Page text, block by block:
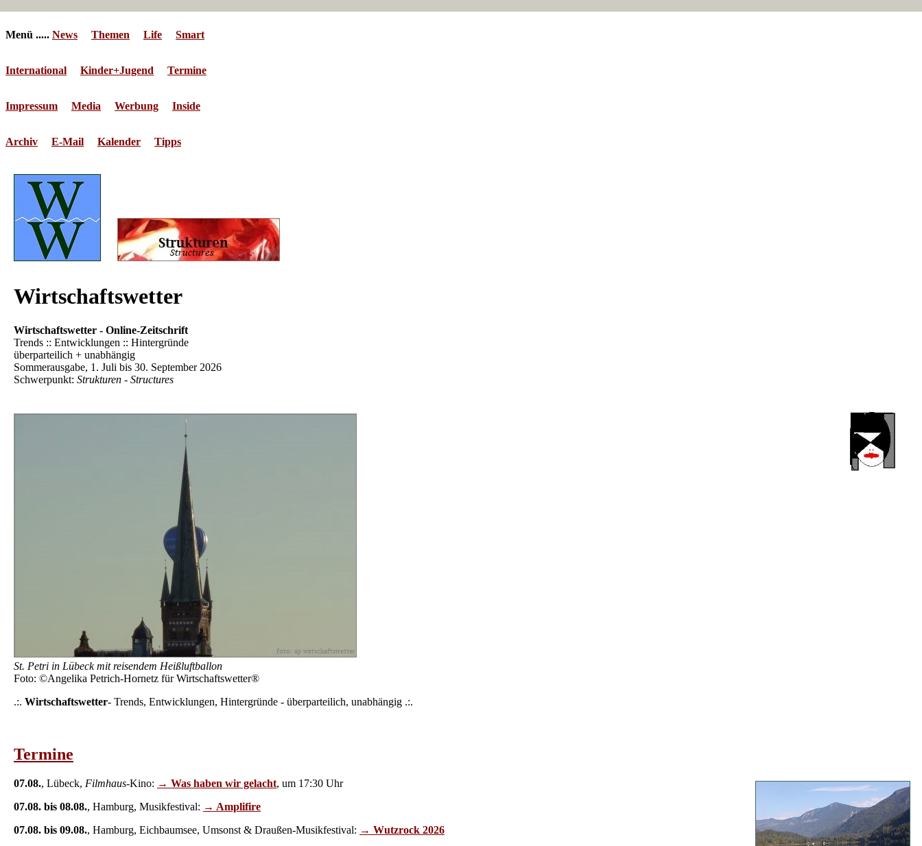
Menü ..... News Themen Life Smart
International Kinder+Jugend Termine
Impressum Media Werbung Inside
Archiv E-Mail Kalender Tipps
Wirtschaftswetter
Wirtschaftswetter - Online-Zeitschrift
Trends :: Entwicklungen :: Hintergründe
überparteilich + unabhängig
Sommerausgabe, 1. Juli bis 30. September 2026
Schwerpunkt: Strukturen - Structures
St. Petri in Lübeck mit reisendem Heißluftballon
Foto: ©Angelika Petrich-Hornetz für Wirtschaftswetter®
.:. Wirtschaftswetter- Trends, Entwicklungen, Hintergründe - überparteilich, unabhängig .:.
Termine
07.08., Lübeck, Filmhaus-Kino: → Was haben wir gelacht, um 17:30 Uhr
07.08. bis 08.08., Hamburg, Musikfestival: → Amplifire
07.08. bis 09.08., Hamburg, Eichbaumsee, Umsonst & Draußen-Musikfestival: → Wutzrock 2026